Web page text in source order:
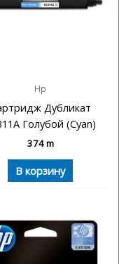
Hp
Дубликат
Голубой (Cyan)
374m
В корзину